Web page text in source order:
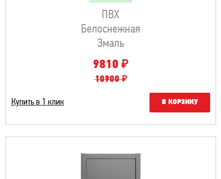
ПВХ
Белоснежная
Эмаль
9810 ₽
10900 ₽
Купить в 1 клик В КОРЗИНУ